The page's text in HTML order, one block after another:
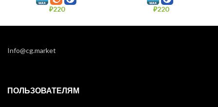
₽220 ₽220
Info@cg.market
ПОЛЬЗОВАТЕЛЯМ